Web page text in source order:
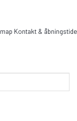
Kontakt &